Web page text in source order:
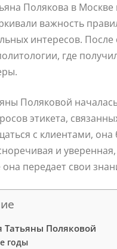
Полякова в
важность
интересов.
где
Поляковой
этикета,
с клиентами, она
и
она передает свои
Татьяны Поляковой
годы